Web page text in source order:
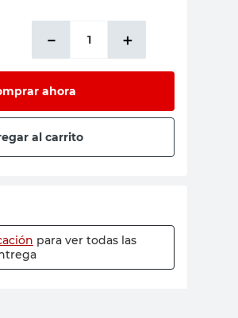
＋
－
ahora
al carrito
para ver todas las